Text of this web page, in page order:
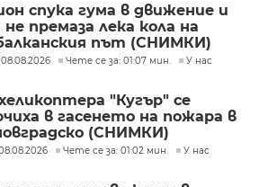
спука гума в движение и
не премаза лека кола на
път (СНИМКИ)
08.08.2026 Чете се за: 01:07 мин. У нас
"Кугър" се
в гасенето на пожара в
(СНИМКИ)
Чете се за: 01:02 мин. У нас